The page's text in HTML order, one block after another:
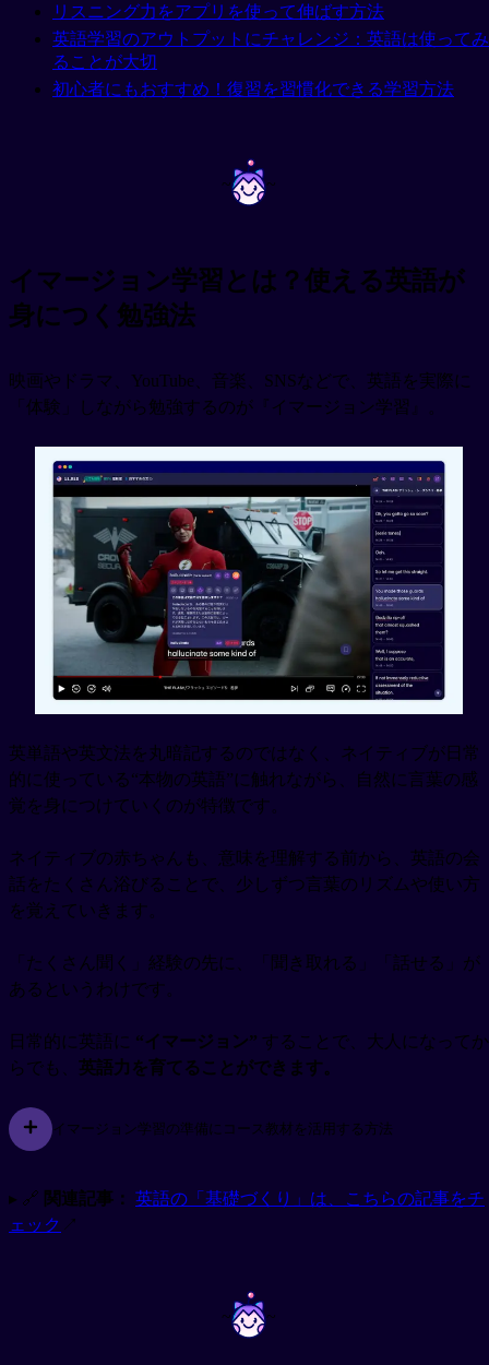
リスニング力をアプリを使って伸ばす方法
英語学習のアウトプットにチャレンジ：英語は使ってみ
ることが大切
初心者にもおすすめ！復習を習慣化できる学習方法
~ ~
イマージョン学習とは？使える英語が
身につく勉強法
映画やドラマ、YouTube、音楽、SNSなどで、英語を実際に
「体験」しながら勉強するのが『イマージョン学習』。
英単語や英文法を丸暗記するのではなく、ネイティブが日常
的に使っている“本物の英語”に触れながら、自然に言葉の感
覚を身につけていくのが特徴です。
ネイティブの赤ちゃんも、意味を理解する前から、英語の会
話をたくさん浴びることで、少しずつ言葉のリズムや使い方
を覚えていきます。
「たくさん聞く」経験の先に、「聞き取れる」「話せる」が
あるというわけです。
日常的に英語に “イマージョン” することで、大人になってか
らでも、 英語力を育てることができます。
イマージョン学習の準備にコース教材を活用する方法
▸ 🔗 関連記事：
英語の「基礎づくり」は、こちらの記事をチ
ェック ↗
~ ~